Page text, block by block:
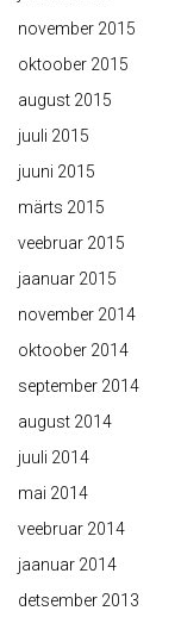
november 2015
oktoober 2015
august 2015
juuli 2015
juuni 2015
märts 2015
veebruar 2015
jaanuar 2015
november 2014
oktoober 2014
september 2014
august 2014
juuli 2014
mai 2014
veebruar 2014
jaanuar 2014
detsember 2013